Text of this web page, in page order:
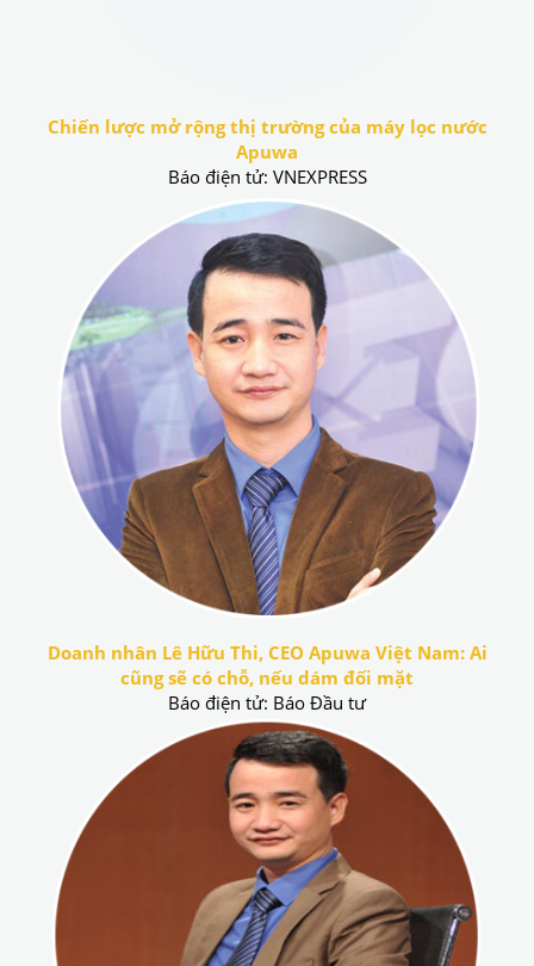
Chiến lược mở rộng thị trường của máy lọc nước
Apuwa
Báo điện tử: VNEXPRESS
Doanh nhân Lê Hữu Thi, CEO Apuwa Việt Nam: Ai
cũng sẽ có chỗ, nếu dám đối mặt
Báo điện tử: Báo Đầu tư